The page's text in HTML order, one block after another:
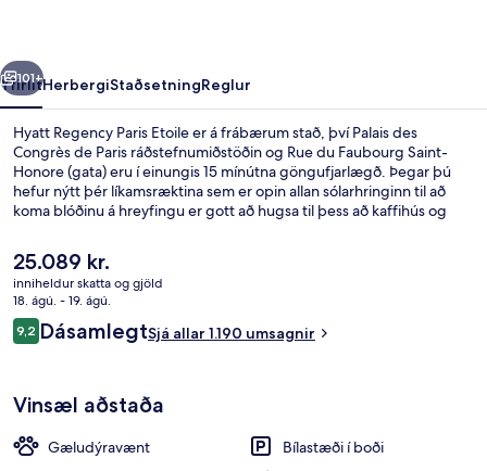
Næsta
101+
YfirlitHerbergiStaðsetningReglur
Hyatt Regency Paris Etoile er á frábærum stað, því Palais des
Congrès de Paris ráðstefnumiðstöðin og Rue du Faubourg Saint-
Honore (gata) eru í einungis 15 mínútna göngufjarlægð. Þegar þú
hefur nýtt þér líkamsræktina sem er opin allan sólarhringinn til að
koma blóðinu á hreyfingu er gott að hugsa til þess að kaffihús og
að auki eru Arc de Triomphe (8.) og Champs-Élysées í einungis 5
mínútna akstursfjarlægð. Hjálpsamt starfsfólk og ástand
gististaðarins almennt eru meðal helstu kosta gististaðarins að mati
ferðamanna sem hafa heimsótt hann. Gististaðurinn er stutt frá
almenningssamgöngum: Anny Flore-sporvagnastoppistöðin er í
nokkurra skrefa fjarlægð og Paris Neuilly-Porte-Maillot lestarstöðin
Núverandi
verð
er
25.089 kr.
25.089 kr.
inniheldur skatta og gjöld
18. ágú. - 19. ágú.
Umsagnir
9,29,2 af 10
DásamlegtSjá allar 1.190 umsagnir
Vinsæl aðstaða
Gæludýravænt
Bílastæði í boði